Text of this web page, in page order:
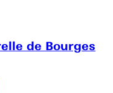
de Bourges